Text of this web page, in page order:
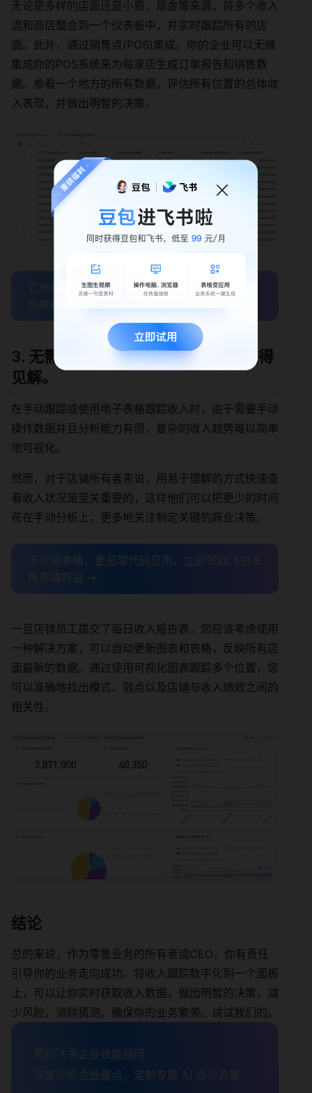
无论是多样的店面还是小费、现金等来源，将多个收入
流和商店整合到一个仪表板中，并实时跟踪所有的店
面。此外，通过销售点(POS)集成，你的企业可以无缝
集成你的POS系统来为每家店生成订单报告和销售数
据。参看一个地方的所有数据，评估所有位置的总体收
入表现，并做出明智的决策。
它是表格，更是无数图表，5秒极速呈现百万行
热数据的图表 →
3. 无需等待，立即查看收入趋势并获得
见解。
在手动跟踪或使用电子表格跟踪收入时，由于需要手动
操作数据并且分析能力有限，复杂的收入趋势难以简单
地可视化。
然而，对于店铺所有者来说，用易于理解的方式快速查
看收入状况是至关重要的，这样他们可以把更少的时间
花在手动分析上，更多地关注制定关键的商业决策。
不仅是表格，更是零代码应用，立即领取飞书多
维表格权益 →
一旦店铺员工提交了每日收入报告表，您应该考虑使用
一种解决方案，可以自动更新图表和表格，反映所有店
面最新的数据。通过使用可视化图表跟踪多个位置，您
可以准确地找出模式、弱点以及店铺与收入绩效之间的
相关性。
结论
总的来说，作为零售业务的所有者或CEO，你有责任
引导你的业务走向成功。将收入跟踪数字化到一个面板
上，可以让你实时获取收入数据，做出明智的决策，减
少风险，消除猜测，确保你的业务繁荣。试试我们的。
预约飞书企业效能顾问
深度诊断企业痛点，定制专属 AI 办公方案